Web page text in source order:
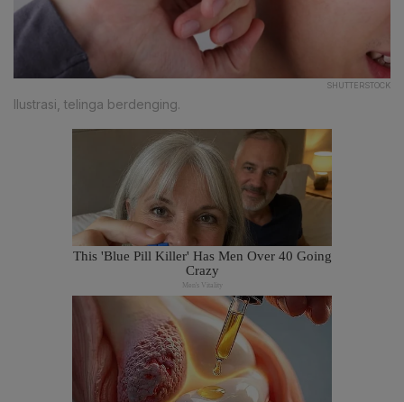
SHUTTERSTOCK
Ilustrasi, telinga berdenging.